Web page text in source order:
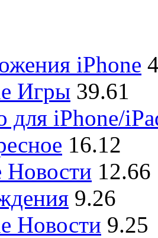
iPhone
Игры 39.61
для iPhone/
16.12
Новости 12.66
9.26
Новости 9.25